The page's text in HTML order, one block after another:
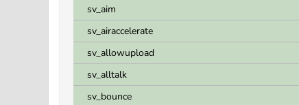
sv_aim
sv_airaccelerate
sv_allowupload
sv_alltalk
sv_bounce